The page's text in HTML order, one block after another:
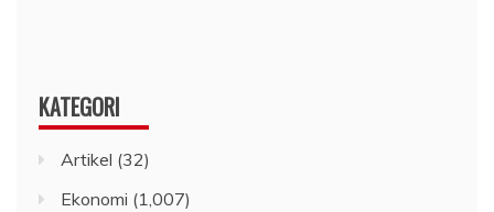
KATEGORI
Artikel (32)
Ekonomi (1,007)